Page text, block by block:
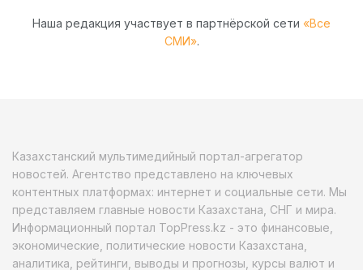
Наша редакция участвует в партнёрской сети «Все
СМИ».
Казахстанский мультимедийный портал-агрегатор
новостей. Агентство представлено на ключевых
контентных платформах: интернет и социальные сети. Мы
представляем главные новости Казахстана, СНГ и мира.
Информационный портал TopPress.kz - это финансовые,
экономические, политические новости Казахстана,
аналитика, рейтинги, выводы и прогнозы, курсы валют и